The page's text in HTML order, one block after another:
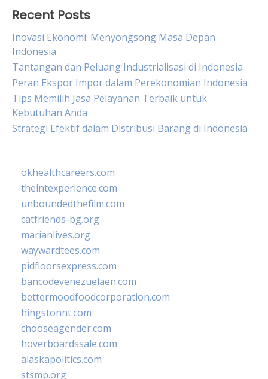
Recent Posts
Inovasi Ekonomi: Menyongsong Masa Depan
Indonesia
Tantangan dan Peluang Industrialisasi di Indonesia
Peran Ekspor Impor dalam Perekonomian Indonesia
Tips Memilih Jasa Pelayanan Terbaik untuk
Kebutuhan Anda
Strategi Efektif dalam Distribusi Barang di Indonesia
okhealthcareers.com
theintexperience.com
unboundedthefilm.com
catfriends-bg.org
marianlives.org
waywardtees.com
pidfloorsexpress.com
bancodevenezuelaen.com
bettermoodfoodcorporation.com
hingstonnt.com
chooseagender.com
hoverboardssale.com
alaskapolitics.com
stsmp.org